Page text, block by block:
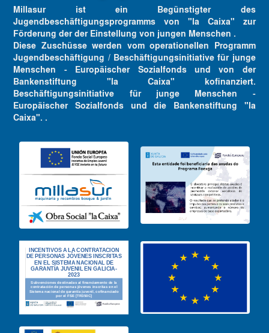
Millasur ist ein Begünstigter des
Jugendbeschäftigungsprogramms von "la Caixa" zur
Förderung der der Einstellung von jungen Menschen .
Diese Zuschüsse werden vom operationellen Programm
Jugendbeschäftigung / Beschäftigungsinitiative für junge
Menschen - Europäischer Sozialfonds und von der
Bankenstiftung "la Caixa" kofinanziert.
Beschäftigungsinitiative für junge Menschen -
Europäischer Sozialfonds und die Bankenstiftung "la
Caixa". .